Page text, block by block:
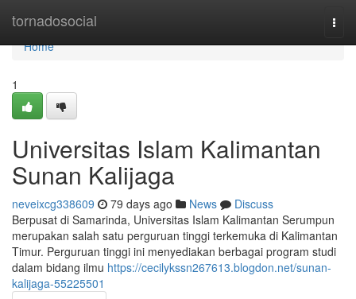
tornadosocial
Home
Home
1
Universitas Islam Kalimantan
Sunan Kalijaga
neveixcg338609 79 days ago News
Discuss
Berpusat di Samarinda, Universitas Islam Kalimantan Serumpun
merupakan salah satu perguruan tinggi terkemuka di Kalimantan
Timur. Perguruan tinggi ini menyediakan berbagai program studi
dalam bidang ilmu https://cecilykssn267613.blogdon.net/sunan-
kalijaga-55225501